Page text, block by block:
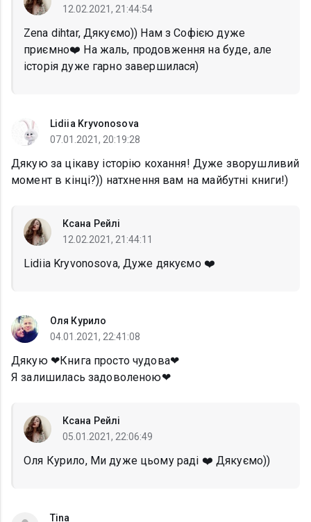
12.02.2021, 21:44:54
Zena dihtar, Дякуємо)) Нам з Софією дуже
приємно❤️ На жаль, продовження на буде, але
історія дуже гарно завершилася)
Lidiia Kryvonosova
07.01.2021, 20:19:28
Дякую за цікаву історію кохання! Дуже зворушливий
момент в кінці?)) натхнення вам на майбутні книги!)
Ксана Рейлі
12.02.2021, 21:44:11
Lidiia Kryvonosova, Дуже дякуємо ❤️
Оля Курило
04.01.2021, 22:41:08
Дякую ❤Книга просто чудова❤
Я залишилась задоволеною❤
Ксана Рейлі
05.01.2021, 22:06:49
Оля Курило, Ми дуже цьому раді ❤️ Дякуємо))
Tina